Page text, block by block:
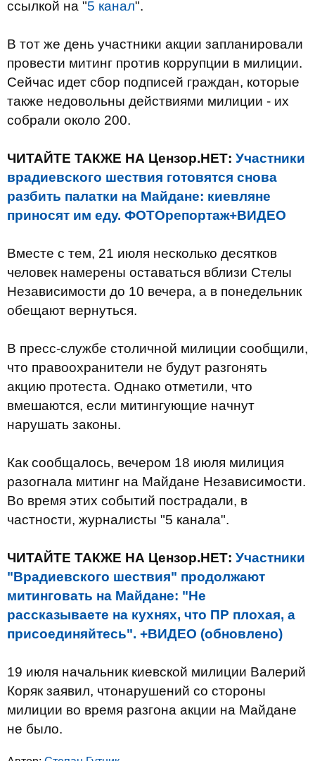
ссылкой на "5 канал".
В тот же день участники акции запланировали
провести митинг против коррупции в милиции.
Сейчас идет сбор подписей граждан, которые
также недовольны действиями милиции - их
собрали около 200.
ЧИТАЙТЕ ТАКЖЕ НА Цензор.НЕТ: Участники
врадиевского шествия готовятся снова
разбить палатки на Майдане: киевляне
приносят им еду. ФОТОрепортаж+ВИДЕО
Вместе с тем, 21 июля несколько десятков
человек намерены оставаться вблизи Стелы
Независимости до 10 вечера, а в понедельник
обещают вернуться.
В пресс-службе столичной милиции сообщили,
что правоохранители не будут разгонять
акцию протеста. Однако отметили, что
вмешаются, если митингующие начнут
нарушать законы.
Как сообщалось, вечером 18 июля милиция
разогнала митинг на Майдане Независимости.
Во время этих событий пострадали, в
частности, журналисты "5 канала".
ЧИТАЙТЕ ТАКЖЕ НА Цензор.НЕТ: Участники
"Врадиевского шествия" продолжают
митинговать на Майдане: "Не
рассказываете на кухнях, что ПР плохая, а
присоединяйтесь". +ВИДЕО (обновлено)
19 июля начальник киевской милиции Валерий
Коряк заявил, чтонарушений со стороны
милиции во время разгона акции на Майдане
не было.